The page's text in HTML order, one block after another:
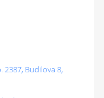
2387, Budilova 8,